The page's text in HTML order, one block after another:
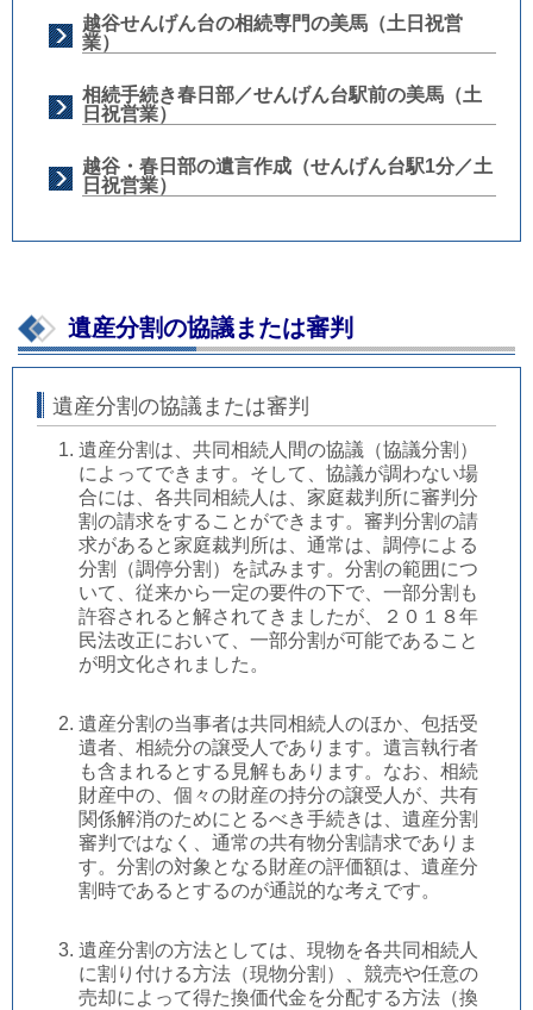
越谷せんげん台の相続専門の美馬（土日祝営
業）
相続手続き春日部／せんげん台駅前の美馬（土
日祝営業）
越谷・春日部の遺言作成（せんげん台駅1分／土
日祝営業）
遺産分割の協議または審判
遺産分割の協議または審判
遺産分割は、共同相続人間の協議（協議分割）
によってできます。そして、協議が調わない場
合には、各共同相続人は、家庭裁判所に審判分
割の請求をすることができます。審判分割の請
求があると家庭裁判所は、通常は、調停による
分割（調停分割）を試みます。分割の範囲につ
いて、従来から一定の要件の下で、一部分割も
許容されると解されてきましたが、２０１８年
民法改正において、一部分割が可能であること
が明文化されました。
遺産分割の当事者は共同相続人のほか、包括受
遺者、相続分の譲受人であります。遺言執行者
も含まれるとする見解もあります。なお、相続
財産中の、個々の財産の持分の譲受人が、共有
関係解消のためにとるべき手続きは、遺産分割
審判ではなく、通常の共有物分割請求でありま
す。分割の対象となる財産の評価額は、遺産分
割時であるとするのが通説的な考えです。
遺産分割の方法としては、現物を各共同相続人
に割り付ける方法（現物分割）、競売や任意の
売却によって得た換価代金を分配する方法（換